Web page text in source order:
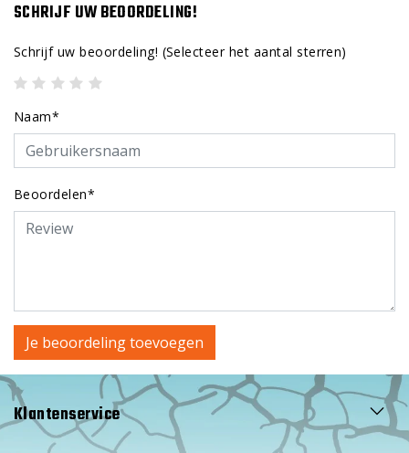
SCHRIJF UW BEOORDELING!
Schrijf uw beoordeling! (Selecteer het aantal sterren)
Naam*
Beoordelen*
Je beoordeling toevoegen
Klantenservice